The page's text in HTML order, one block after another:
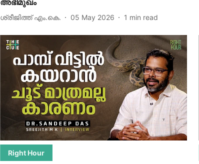
അഭിമുഖം
ശ്രീജിത്ത് എം.കെ. 05 May 2026 1 min read
Right Hour